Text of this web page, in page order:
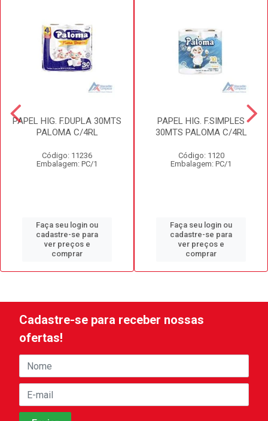
PAPEL HIG. F.DUPLA 30MTS
PALOMA C/4RL
Código: 11236
Embalagem: PC/1
Faça seu login ou
cadastre-se para
ver preços e
comprar
PAPEL HIG. F.SIMPLES
30MTS PALOMA C/4RL
Código: 1120
Embalagem: PC/1
Faça seu login ou
cadastre-se para
ver preços e
comprar
Cadastre-se para receber nossas
ofertas!